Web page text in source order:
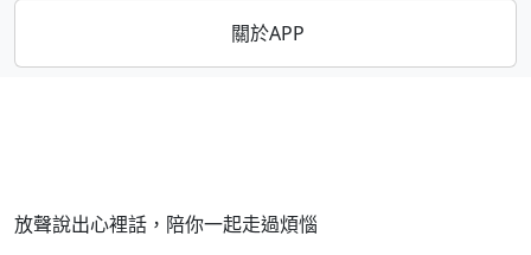
關於APP
放聲說出心裡話，陪你一起走過煩惱